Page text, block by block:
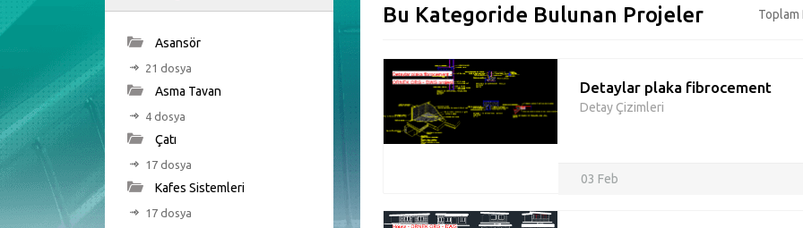
Asansör
21 dosya
Asma Tavan
4 dosya
Çatı
17 dosya
Kafes Sistemleri
17 dosya
Bu Kategoride Bulunan Projeler Toplam
Detaylar plaka fibrocement
Detay Çizimleri
03 Feb